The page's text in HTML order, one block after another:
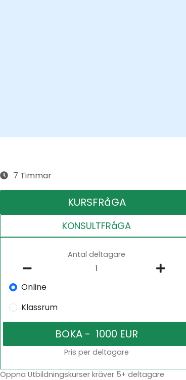
7 Timmar
KURSFRåGA
KONSULTFRåGA
Antal deltagare
Online
Klassrum
Pris per deltagare
Öppna Utbildningskurser kräver 5+ deltagare.